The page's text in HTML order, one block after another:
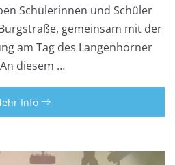
Schülerinnen und Schüler
gemeinsam mit der
am Tag des Langenhorner
diesem …
Info